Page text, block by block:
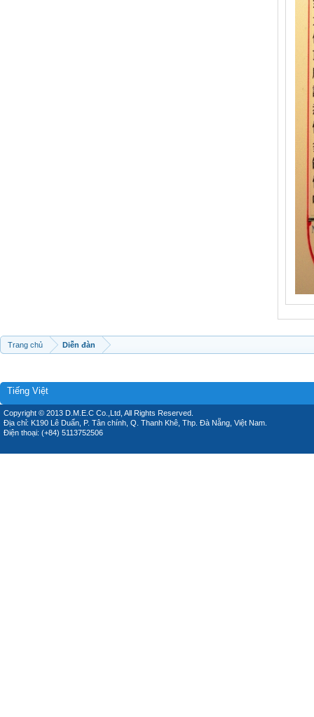
Trang chủ Diễn đàn
Tiếng Việt
Copyright © 2013 D.M.E.C Co.,Ltd, All Rights Reserved.
Địa chỉ: K190 Lê Duẩn, P. Tân chính, Q. Thanh Khê, Thp. Đà Nẵng, Việt Nam.
Điện thoại: (+84) 5113752506